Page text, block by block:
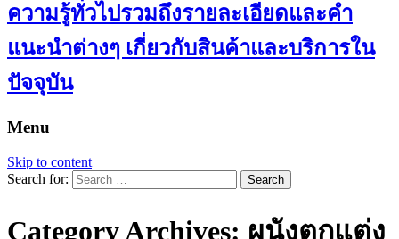
ความรู้ทั่วไปรวมถึงรายละเอียดและคำ
แนะนำต่างๆ เกี่ยวกับสินค้าและบริการใน
ปัจจุบัน
Menu
Skip to content
Search for:
Category Archives: ผนังตกแต่ง